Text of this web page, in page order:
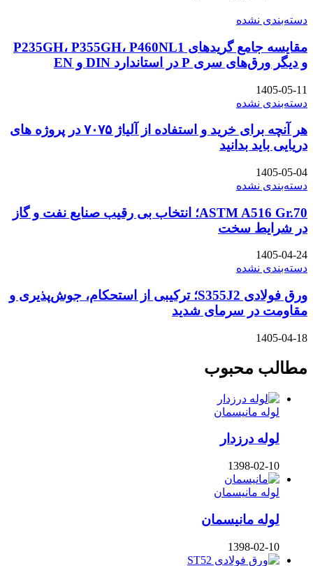
دسته‌بندی نشده
مقایسه جامع گریدهای P235GH، P355GH، P460NL1
و دیگر ورق‌های سری P در استاندارد DIN و EN
1405-05-11
دسته‌بندی نشده
هر آنچه برای خرید و استفاده از آلیاژ ۷۰۷۵ در پروژه های
دریایی باید بدانید
1405-05-04
دسته‌بندی نشده
ASTM A516 Gr.70؛ انتخاب بی رقیب صنایع نفت و گاز
در شرایط سخت
1405-04-24
دسته‌بندی نشده
ورق فولادی S355J2؛ ترکیبی از استحکام، جوش‌پذیری و
مقاومت در سرمای شدید
1405-04-18
مطالب محبوب
لوله مانیسمان
لوله درزدار
1398-02-10
لوله مانیسمان
لوله مانیسمان
1398-02-10